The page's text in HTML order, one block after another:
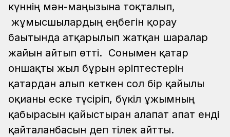
күннің мән-маңызына тоқталып,
жұмысшылардың еңбегін қорғау
бағытында атқарылып жатқан шаралар
жайын айтып өтті. Сонымен қатар
оншақты жыл бұрын әріптестерін
қатардан алып кеткен сол бір қайғылы
оқиғаны еске түсіріп, бүкіл ұжымның
қабырғасын қайыстырған алапат апат енді
қайталанбасын деп тілек айтты.